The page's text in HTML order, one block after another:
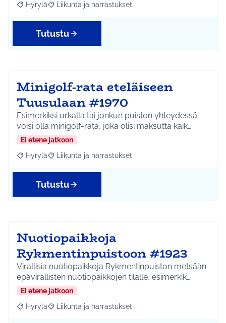
Rajaa tulokset aihepiirin mukaan: Hyrylä
Hyrylä Rajaa tulokset teeman mukaan: Liikunta ja
Liikunta ja harrastukset
Tutustu
Minigolf-rata eteläiseen
Tuusulaan #1970
Esimerkiksi urkalla tai jonkun puiston yhteydessä
voisi olla minigolf-rata, joka olisi maksutta kaik…
Ei etene jatkoon
Rajaa tulokset aihepiirin mukaan: Hyrylä
Hyrylä Rajaa tulokset teeman mukaan: Liikunta ja
Liikunta ja harrastukset
Tutustu
Nuotiopaikkoja
Rykmentinpuistoon #1923
Virallisia nuotiopaikkoja Rykmentinpuiston metsään
epävirallisten nuotiopaikkojen tilalle, esimerkik…
Ei etene jatkoon
Rajaa tulokset aihepiirin mukaan: Hyrylä
Hyrylä Rajaa tulokset teeman mukaan: Liikunta ja
Liikunta ja harrastukset